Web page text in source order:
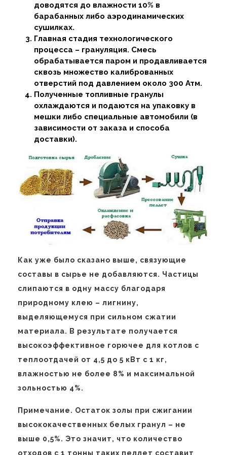
доводятся до влажности 10% в
барабанных либо аэродинамических
сушилках.
Главная стадия технологического
процесса – грануляция. Смесь
обрабатывается паром и продавливается
сквозь множество калиброванных
отверстий под давлением около 300 Атм.
Полученные топливные гранулы
охлаждаются и подаются на упаковку в
мешки либо специальные автомобили (в
зависимости от заказа и способа
доставки).
Как уже было сказано выше, связующие
составы в сырье не добавляются. Частицы
слипаются в одну массу благодаря
природному клею – лигнину,
выделяющемуся при сильном сжатии
материала. В результате получается
высокоэффективное горючее для котлов с
теплоотдачей от 4,5 до 5 кВт с 1 кг,
влажностью не более 8% и максимальной
зольностью 4%.
Примечание. Остаток золы при сжигании
высококачественных белых гранул – не
выше 0,5%. Это значит, что количество
отходов с 1 тонны таких пеллет составит